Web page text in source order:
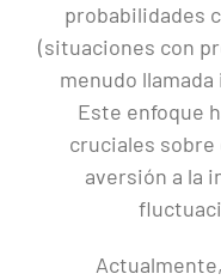
probabilidades
(situaciones con
menudo
Este enfoque
cruciales sobre
aversión a la